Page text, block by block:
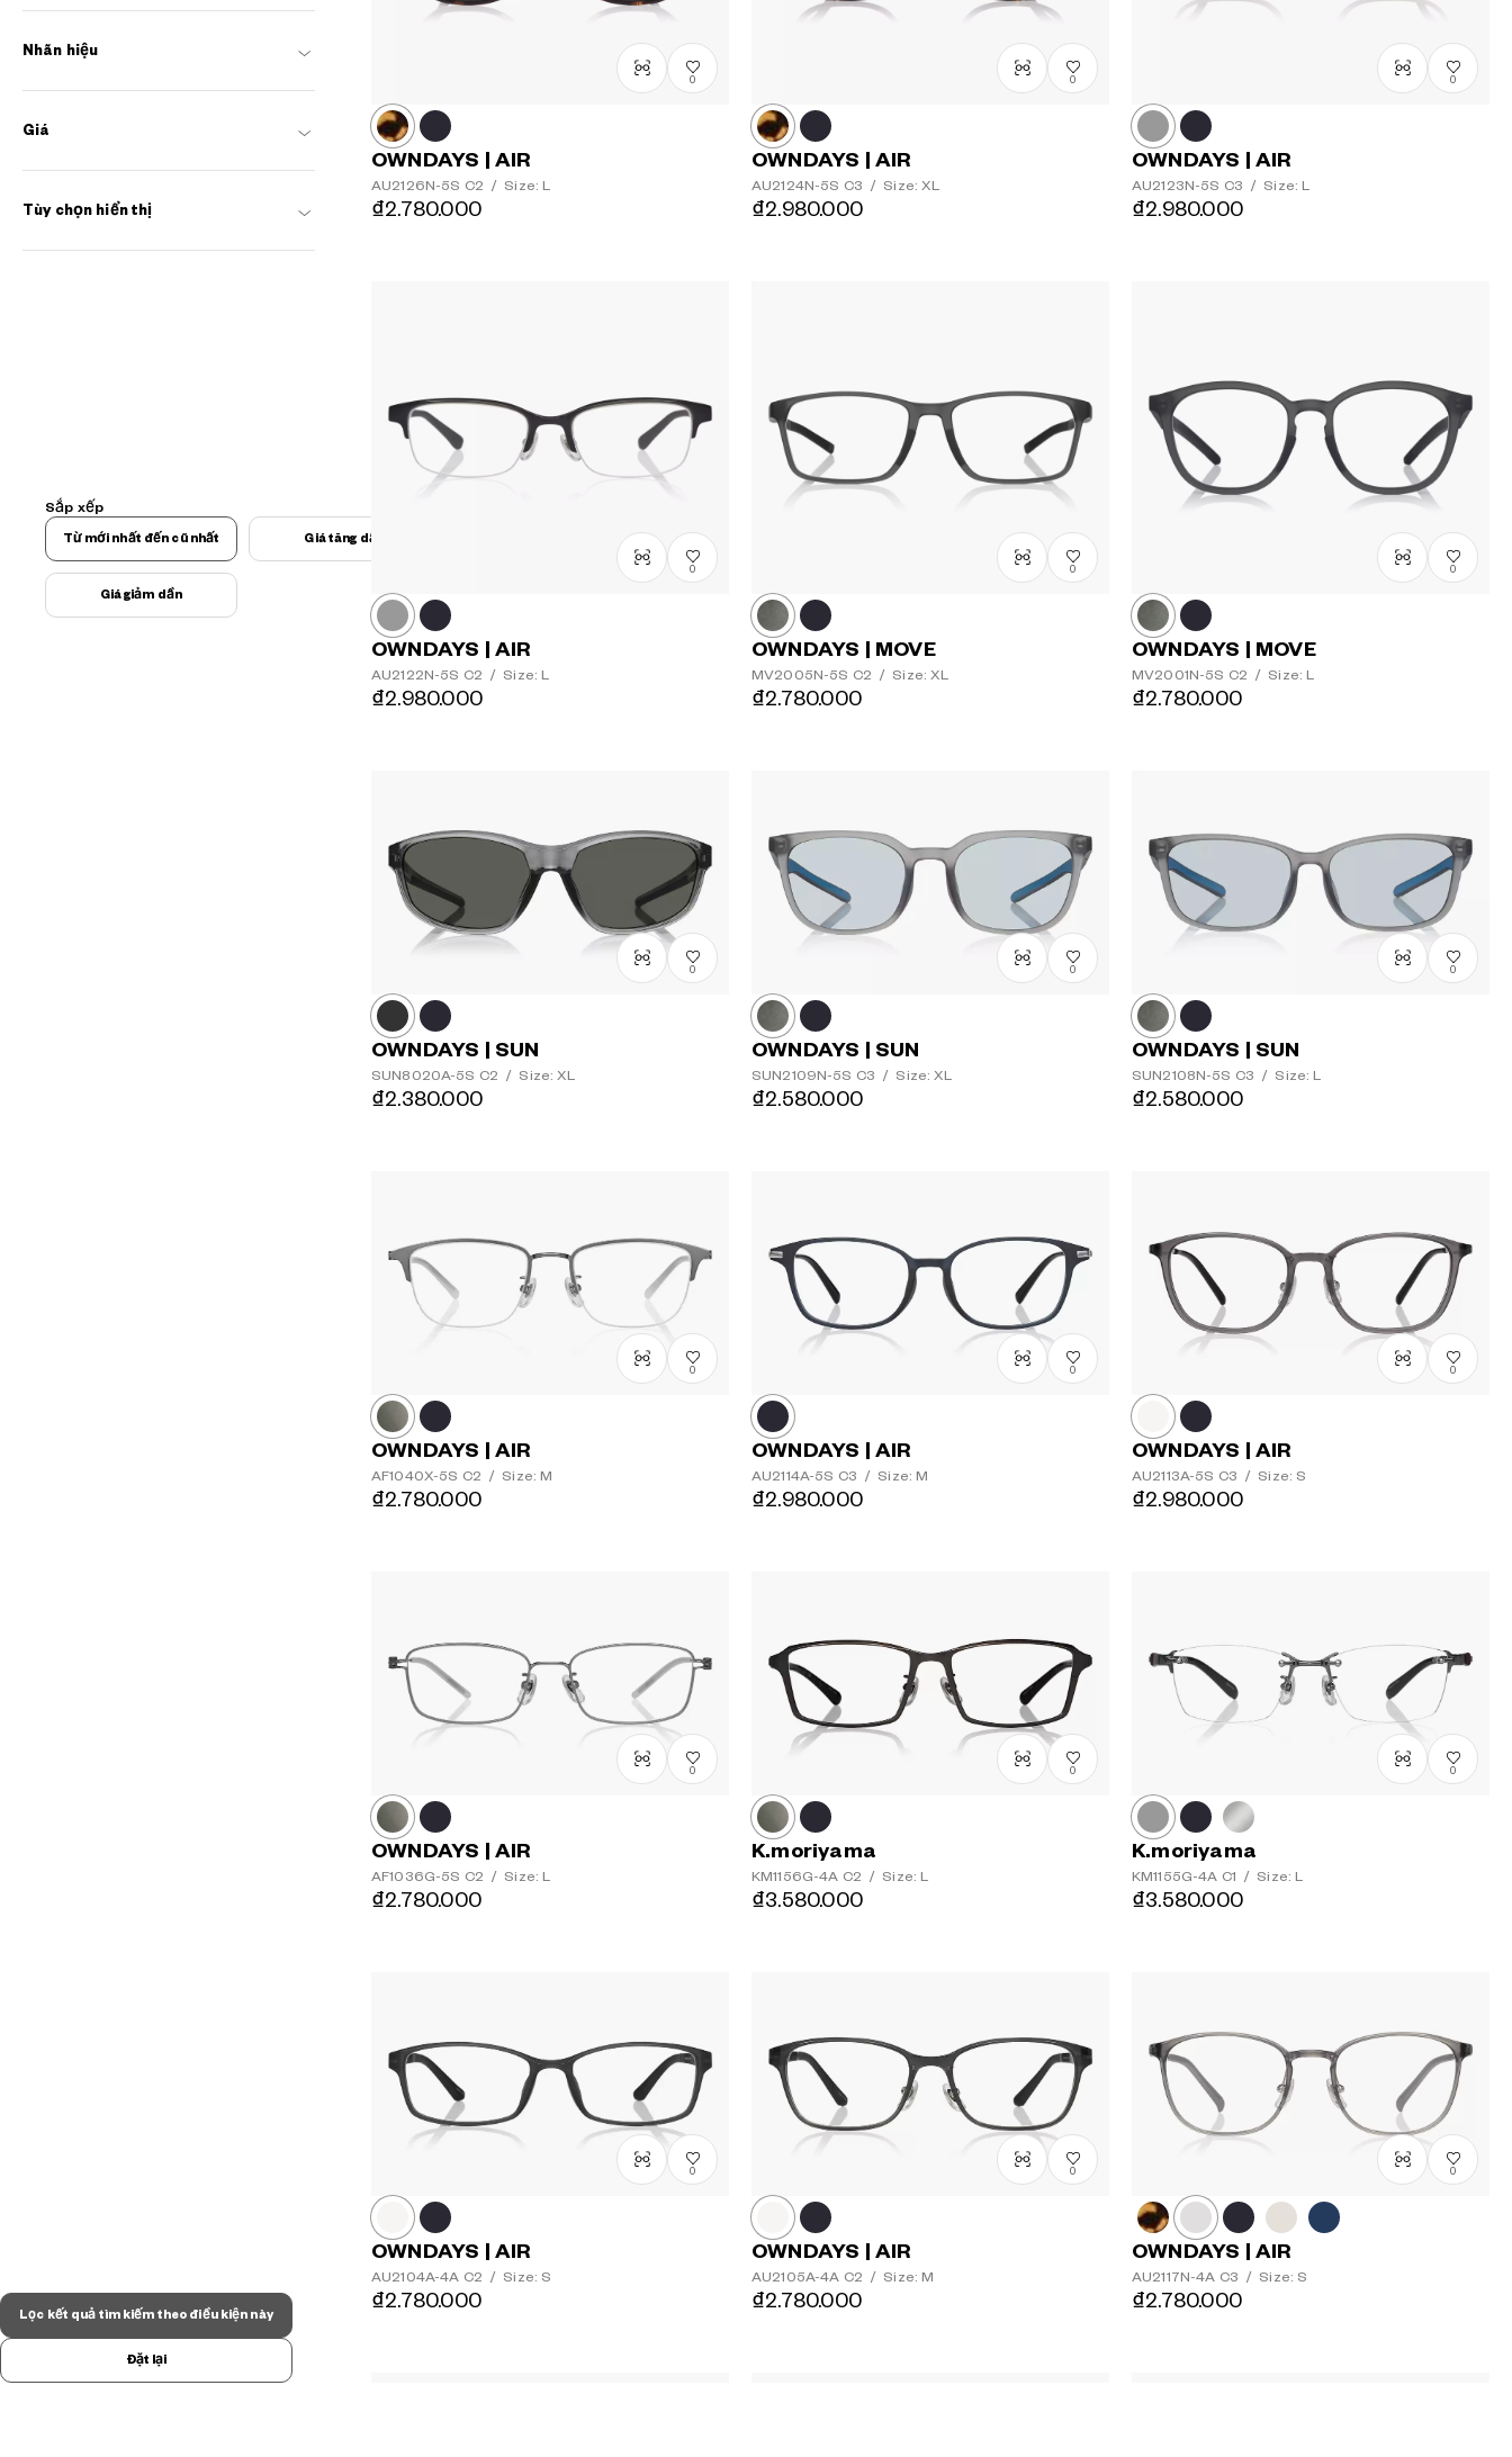
Nhãn hiệu
Giá
Tùy chọn hiển thị
Lọc kết quả tìm kiếm theo điều kiện này
Đặt lại
Sắp xếp
Từ mới nhất đến cũ nhất Giá tăng dần
Giá giảm dần
0
OWNDAYS | AIR
AU2126N-5S C2 / Size: L
₫2.780.000
0
OWNDAYS | AIR
AU2124N-5S C3 / Size: XL
₫2.980.000
0
OWNDAYS | AIR
AU2123N-5S C3 / Size: L
₫2.980.000
0
OWNDAYS | AIR
AU2122N-5S C2 / Size: L
₫2.980.000
0
OWNDAYS | MOVE
MV2005N-5S C2 / Size: XL
₫2.780.000
0
OWNDAYS | MOVE
MV2001N-5S C2 / Size: L
₫2.780.000
0
OWNDAYS | SUN
SUN8020A-5S C2 / Size: XL
₫2.380.000
0
OWNDAYS | SUN
SUN2109N-5S C3 / Size: XL
₫2.580.000
0
OWNDAYS | SUN
SUN2108N-5S C3 / Size: L
₫2.580.000
0
OWNDAYS | AIR
AF1040X-5S C2 / Size: M
₫2.780.000
0
OWNDAYS | AIR
AU2114A-5S C3 / Size: M
₫2.980.000
0
OWNDAYS | AIR
AU2113A-5S C3 / Size: S
₫2.980.000
0
OWNDAYS | AIR
AF1036G-5S C2 / Size: L
₫2.780.000
0
K.moriyama
KM1156G-4A C2 / Size: L
₫3.580.000
0
K.moriyama
KM1155G-4A C1 / Size: L
₫3.580.000
0
OWNDAYS | AIR
AU2104A-4A C2 / Size: S
₫2.780.000
0
OWNDAYS | AIR
AU2105A-4A C2 / Size: M
₫2.780.000
0
OWNDAYS | AIR
AU2117N-4A C3 / Size: S
₫2.780.000